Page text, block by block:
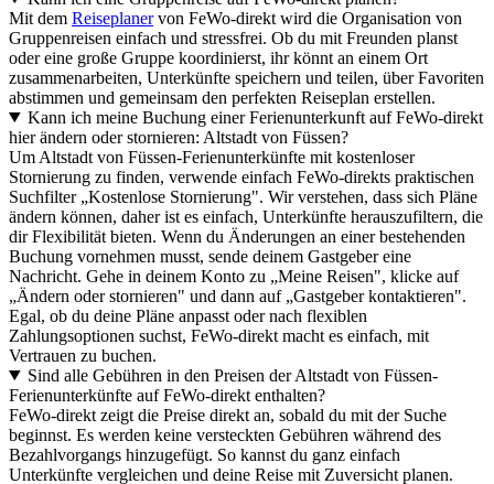
Mit dem Reiseplanervon FeWo-direkt wird die Organisation von
Gruppenreisen einfach und stressfrei. Ob du mit Freunden planst
oder eine große Gruppe koordinierst, ihr könnt an einem Ort
zusammenarbeiten, Unterkünfte speichern und teilen, über Favoriten
abstimmen und gemeinsam den perfekten Reiseplan erstellen.
Kann ich meine Buchung einer Ferienunterkunft auf FeWo-direkt
hier ändern oder stornieren: Altstadt von Füssen?
Um Altstadt von Füssen-Ferienunterkünfte mit kostenloser
Stornierung zu finden, verwende einfach FeWo-direkts praktischen
Suchfilter „Kostenlose Stornierung". Wir verstehen, dass sich Pläne
ändern können, daher ist es einfach, Unterkünfte herauszufiltern, die
dir Flexibilität bieten. Wenn du Änderungen an einer bestehenden
Buchung vornehmen musst, sende deinem Gastgeber eine
Nachricht. Gehe in deinem Konto zu „Meine Reisen", klicke auf
„Ändern oder stornieren" und dann auf „Gastgeber kontaktieren".
Egal, ob du deine Pläne anpasst oder nach flexiblen
Zahlungsoptionen suchst, FeWo-direkt macht es einfach, mit
Vertrauen zu buchen.
Sind alle Gebühren in den Preisen der Altstadt von Füssen-
Ferienunterkünfte auf FeWo-direkt enthalten?
FeWo-direkt zeigt die Preise direkt an, sobald du mit der Suche
beginnst. Es werden keine versteckten Gebühren während des
Bezahlvorgangs hinzugefügt. So kannst du ganz einfach
Unterkünfte vergleichen und deine Reise mit Zuversicht planen.